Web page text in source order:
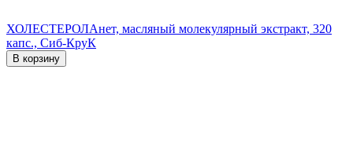
ХОЛЕСТЕРОЛАнет, масляный молекулярный экстракт, 320
капс., Сиб-КруК
В корзину